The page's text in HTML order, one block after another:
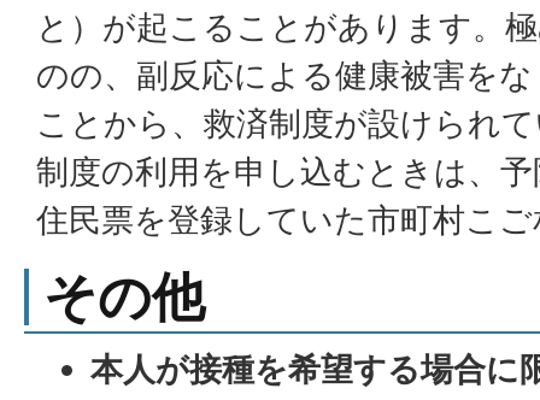
と）が起こることがあります。
のの、副反応による健康被害を
ことから、救済制度が設けられ
制度の利用を申し込むときは、
住民票を登録していた市町村こ
その他
本人が接種を希望する場合に